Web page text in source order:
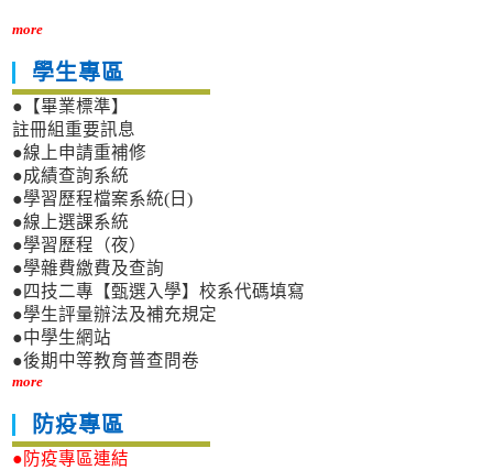
more
學生專區
●【畢業標準】
註冊組重要訊息
●線上申請重補修
●成績查詢系統
●學習歷程檔案系統(日)
●線上選課系統
●學習歷程（夜）
●學雜費繳費及查詢
●四技二專【甄選入學】校系代碼填寫
●學生評量辦法及補充規定
●中學生網站
●後期中等教育普查問卷
more
防疫專區
●防疫專區連結